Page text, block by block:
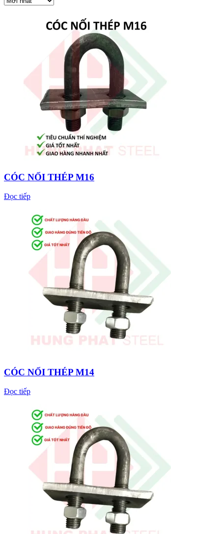
CÓC NỐI THÉP M16
Đọc tiếp
CÓC NỐI THÉP M14
Đọc tiếp